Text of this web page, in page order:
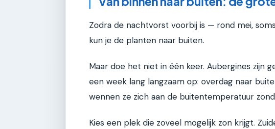
Zodra de nachtvorst voorbij is — rond mei,
kun je de planten naar buiten.
Maar doe het niet in één keer. Aubergines zijn
een week lang langzaam op: overdag naar
wennen ze zich aan de buitentemperatuur
Kies een plek die zoveel mogelijk zon krijgt.